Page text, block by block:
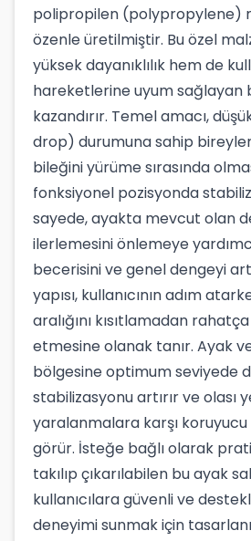
polipropilen (polypropylene)
özenle üretilmiştir. Bu özel
yüksek dayanıklılık hem de
hareketlerine uyum sağlayan
kazandırır. Temel amacı,
drop) durumuna sahip
bileğini yürüme sırasında
fonksiyonel pozisyonda
sayede, ayakta mevcut olan
ilerlemesini önlemeye
becerisini ve genel dengeyi
yapısı, kullanıcının adım
aralığını kısıtlamadan
etmesine olanak tanır. Ayak
bölgesine optimum seviyede
stabilizasyonu artırır ve olası
yaralanmalara karşı
görür. İsteğe bağlı olarak
takılıp çıkarılabilen bu ayak
kullanıcılara güvenli ve
deneyimi sunmak için